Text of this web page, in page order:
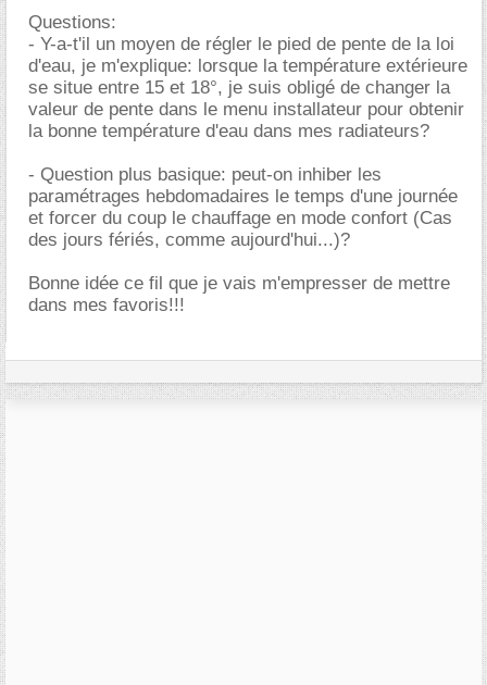
Questions:
- Y-a-t'il un moyen de régler le pied de pente de la loi
d'eau, je m'explique: lorsque la température extérieure
se situe entre 15 et 18°, je suis obligé de changer la
valeur de pente dans le menu installateur pour obtenir
la bonne température d'eau dans mes radiateurs?
- Question plus basique: peut-on inhiber les
paramétrages hebdomadaires le temps d'une journée
et forcer du coup le chauffage en mode confort (Cas
des jours fériés, comme aujourd'hui...)?
Bonne idée ce fil que je vais m'empresser de mettre
dans mes favoris!!!